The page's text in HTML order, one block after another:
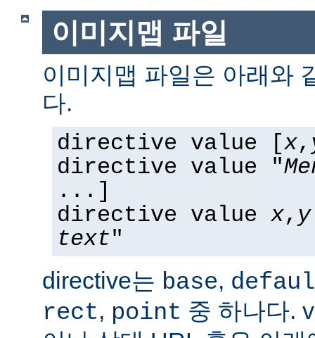
이미지맵 파일
이미지맵 파일은 아래와
다.
directive value [x,
directive value "
...]
directive value x, y
text"
directive는 base,
rect, point 중 하나다.